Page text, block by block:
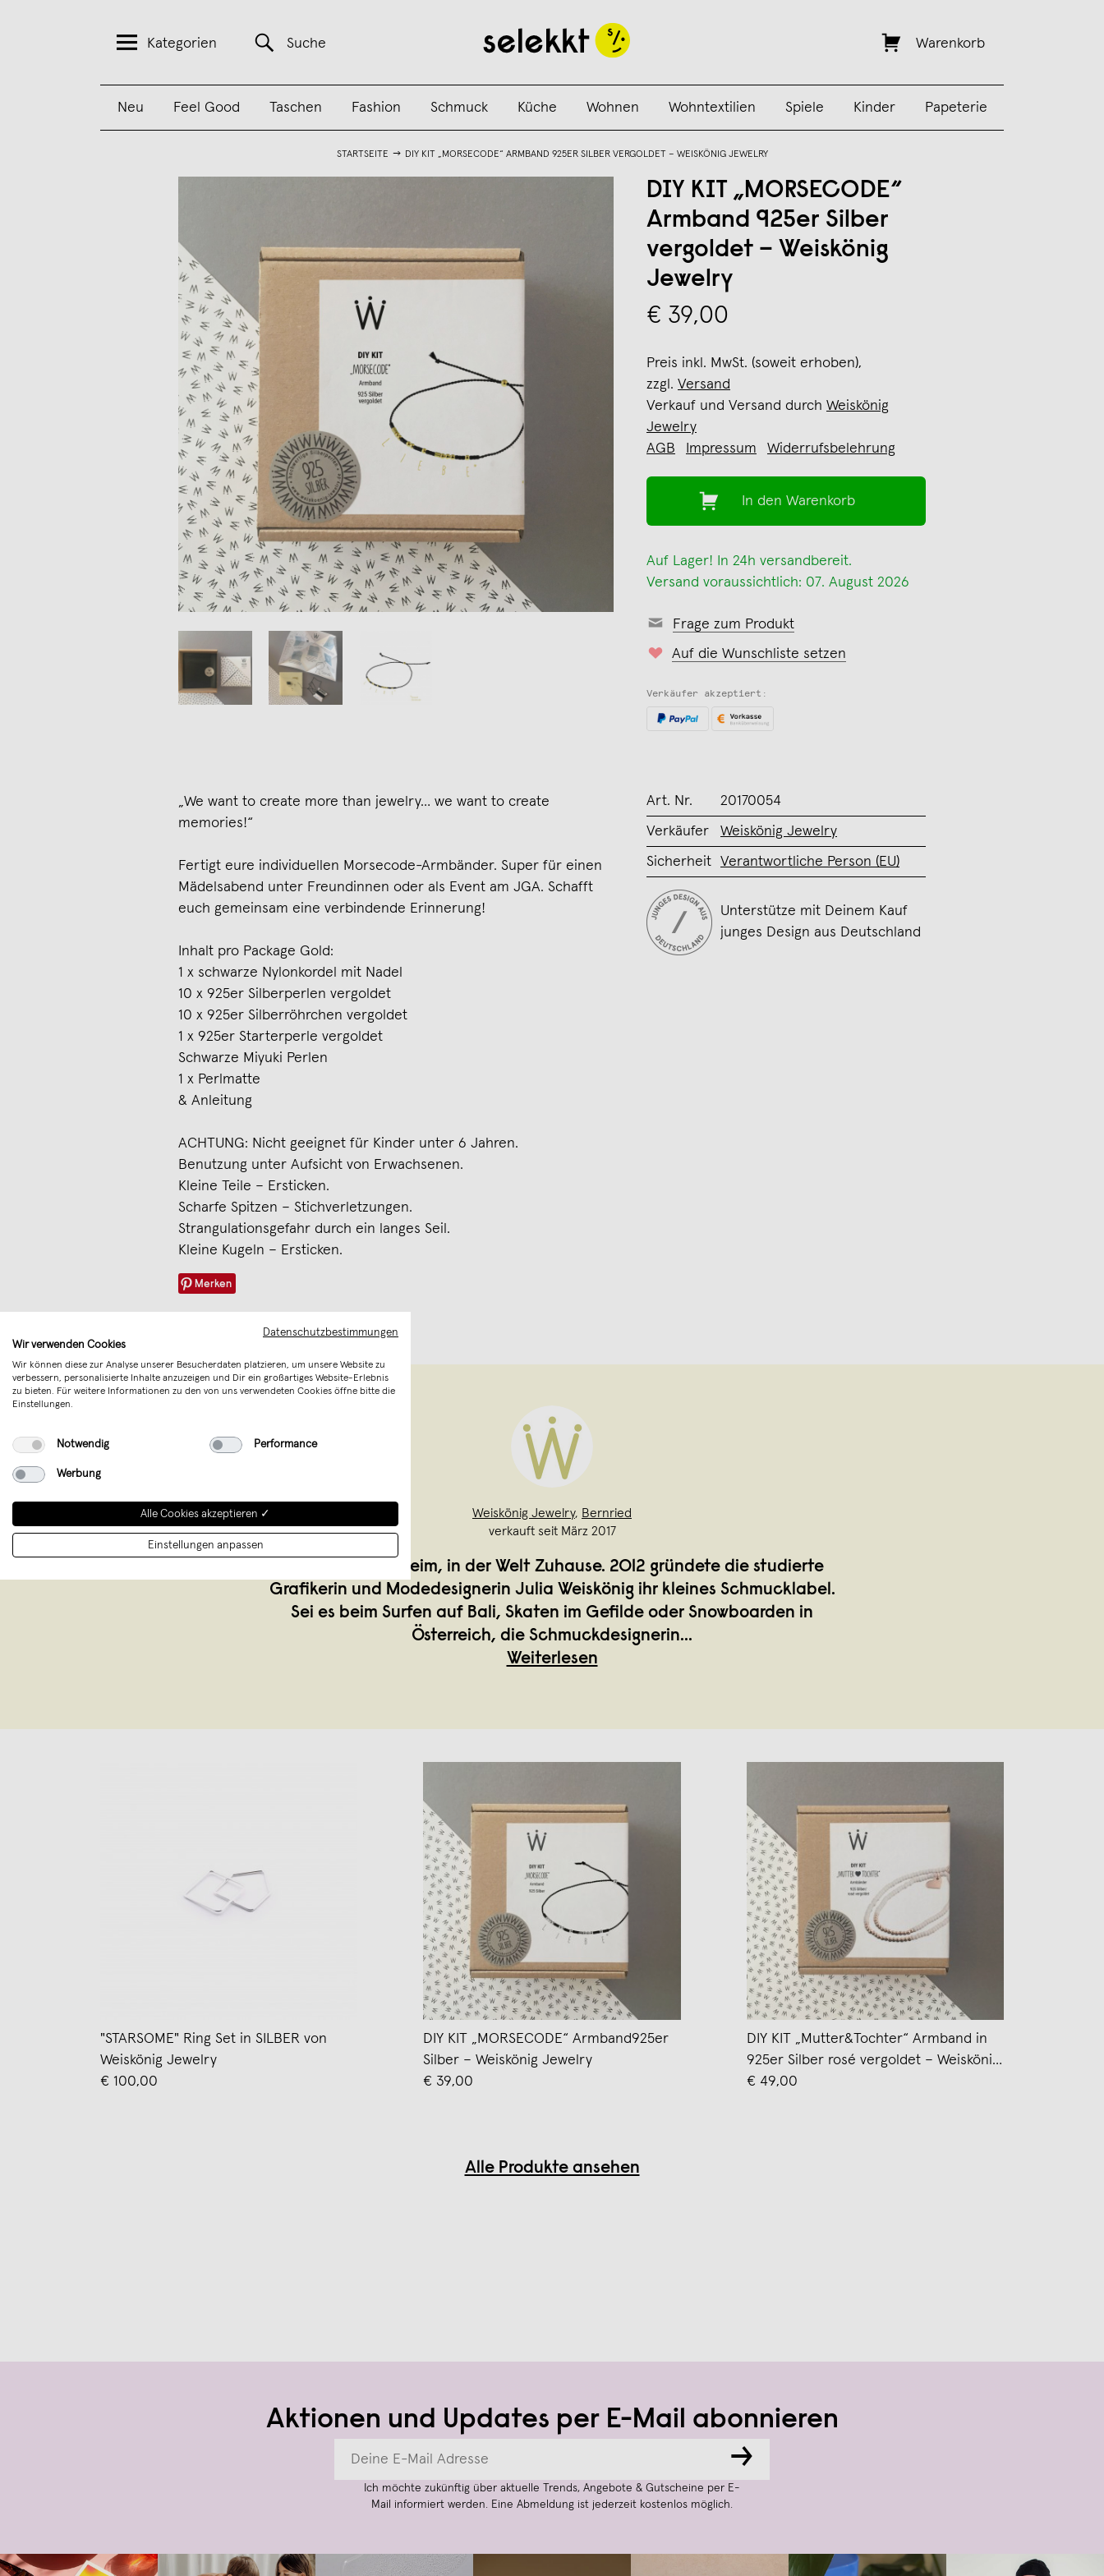
Kategorien Suche Warenkorb
Neu Feel Good Taschen Fashion Schmuck Küche Wohnen Wohntextilien Spiele Kinder Papeterie
STARTSEITE DIY KIT „MORSECODE“ ARMBAND 925ER SILBER VERGOLDET – WEISKÖNIG JEWELRY
DIY KIT „MORSECODE“
Armband 925er Silber
vergoldet – Weiskönig
Jewelry
€ 39,00
Preis inkl. MwSt. (soweit erhoben),
zzgl. Versand
Verkauf und Versand durch Weiskönig
Jewelry
AGB
Impressum Widerrufsbelehrung
In den Warenkorb
Auf Lager! In 24h versandbereit.
Versand voraussichtlich: 07. August 2026
Frage zum Produkt
Auf die Wunschliste setzen
Verkäufer akzeptiert:
„We want to create more than jewelry… we want to create
memories!“
Fertigt eure individuellen Morsecode-Armbänder. Super für einen
Mädelsabend unter Freundinnen oder als Event am JGA. Schafft
euch gemeinsam eine verbindende Erinnerung!
Inhalt pro Package Gold:
1 x schwarze Nylonkordel mit Nadel
10 x 925er Silberperlen vergoldet
10 x 925er Silberröhrchen vergoldet
1 x 925er Starterperle vergoldet
Schwarze Miyuki Perlen
1 x Perlmatte
& Anleitung
ACHTUNG: Nicht geeignet für Kinder unter 6 Jahren.
Benutzung unter Aufsicht von Erwachsenen.
Kleine Teile – Ersticken.
Scharfe Spitzen – Stichverletzungen.
Strangulationsgefahr durch ein langes Seil.
Kleine Kugeln – Ersticken.
Merken
Art. Nr. 20170054
Verkäufer Weiskönig Jewelry
Sicherheit Verantwortliche Person (EU)
Unterstütze mit Deinem Kauf
junges Design aus Deutschland
Weiskönig Jewelry, Bernried
verkauft seit März 2017
In München daheim, in der Welt Zuhause. 2012 gründete die studierte
Grafikerin und Modedesignerin Julia Weiskönig ihr kleines Schmucklabel.
Sei es beim Surfen auf Bali, Skaten im Gefilde oder Snowboarden in
Österreich, die Schmuckdesignerin...
Weiterlesen
"STARSOME" Ring Set in SILBER von
Weiskönig Jewelry
€ 100,00
DIY KIT „MORSECODE“ Armband925er
Silber – Weiskönig Jewelry
€ 39,00
DIY KIT „Mutter&Tochter“ Armband in
925er Silber rosé vergoldet – Weiskönig
Jewelry
€ 49,00
Alle Produkte ansehen
Aktionen und Updates per E-Mail abonnieren
→
Ich möchte zukünftig über aktuelle Trends, Angebote & Gutscheine per E-
Mail informiert werden. Eine Abmeldung ist jederzeit kostenlos möglich.
Datenschutzbestimmungen
Wir verwenden Cookies
Wir können diese zur Analyse unserer Besucherdaten platzieren, um unsere Website zu
verbessern, personalisierte Inhalte anzuzeigen und Dir ein großartiges Website-Erlebnis
zu bieten. Für weitere Informationen zu den von uns verwendeten Cookies öffne bitte die
Einstellungen.
Notwendig Performance
Werbung
Alle Cookies akzeptieren ✓
Einstellungen anpassen